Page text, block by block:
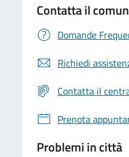
Contatta il
Domande
Richiedi
Contatta il
Prenota
Problemi in città